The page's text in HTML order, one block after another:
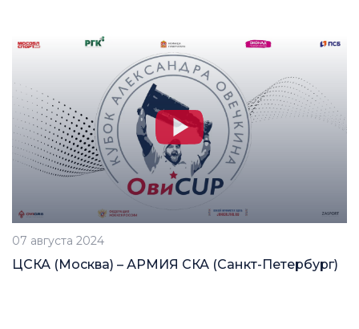
07 августа 2024
ЦСКА (Москва) – АРМИЯ СКА (Санкт-Петербург)